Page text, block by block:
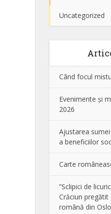
Uncategorized
Când focul
Evenimente și
2026
Ajustarea
a beneficiilor
Carte
”Sclipici de
Crăciun pregătit
română din Oslo